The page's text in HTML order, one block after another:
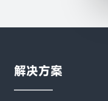
解决方案